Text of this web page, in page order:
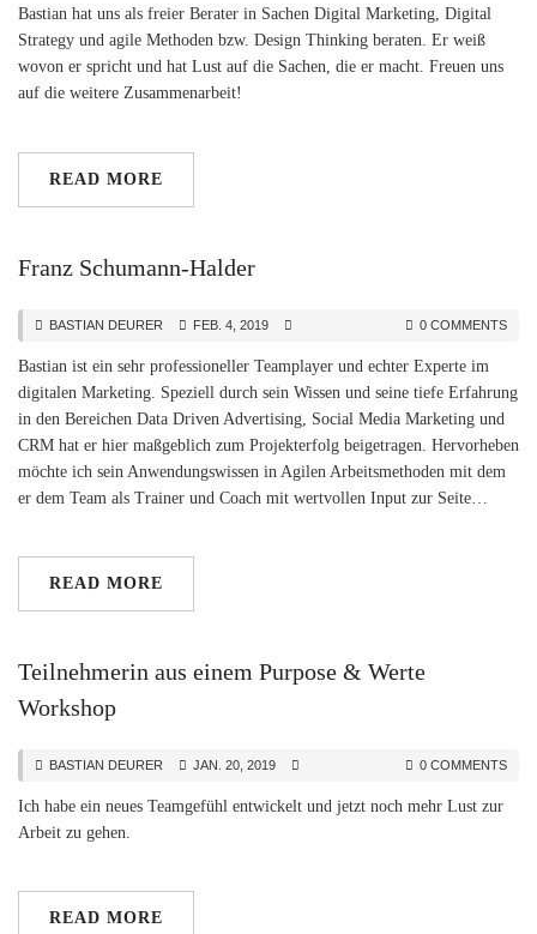
Bastian hat uns als freier Berater in Sachen Digital Marketing, Digital
Strategy und agile Methoden bzw. Design Thinking beraten. Er weiß
wovon er spricht und hat Lust auf die Sachen, die er macht. Freuen uns
auf die weitere Zusammenarbeit!
READ MORE
Franz Schumann-Halder
BASTIAN DEURER FEB. 4, 2019 0 COMMENTS
Bastian ist ein sehr professioneller Teamplayer und echter Experte im
digitalen Marketing. Speziell durch sein Wissen und seine tiefe Erfahrung
in den Bereichen Data Driven Advertising, Social Media Marketing und
CRM hat er hier maßgeblich zum Projekterfolg beigetragen. Hervorheben
möchte ich sein Anwendungswissen in Agilen Arbeitsmethoden mit dem
er dem Team als Trainer und Coach mit wertvollen Input zur Seite…
READ MORE
Teilnehmerin aus einem Purpose & Werte
Workshop
BASTIAN DEURER JAN. 20, 2019 0 COMMENTS
Ich habe ein neues Teamgefühl entwickelt und jetzt noch mehr Lust zur
Arbeit zu gehen.
READ MORE